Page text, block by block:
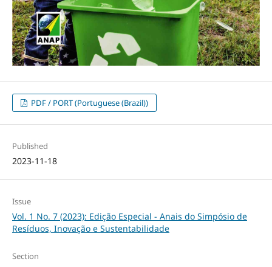
PDF / PORT (Portuguese (Brazil))
Published
2023-11-18
Issue
Vol. 1 No. 7 (2023): Edição Especial - Anais do Simpósio de
Resíduos, Inovação e Sustentabilidade
Section